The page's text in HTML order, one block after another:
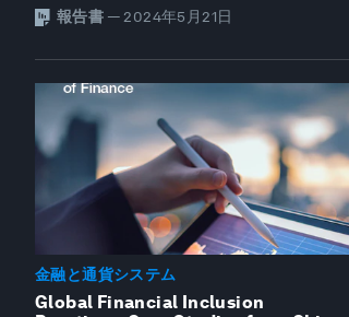
報告書 — 2024年5月21日
金融と通貨システム
Global Financial Inclusion